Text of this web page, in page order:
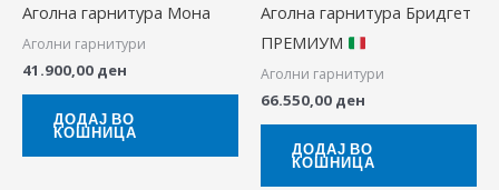
Аголна гарнитура Мона
Аголни гарнитури
41.900,00 ден
ДОДАЈ ВО
КОШНИЦА
Аголна гарнитура Бридгет
ПРЕМИУМ
Аголни гарнитури
66.550,00 ден
ДОДАЈ ВО
КОШНИЦА